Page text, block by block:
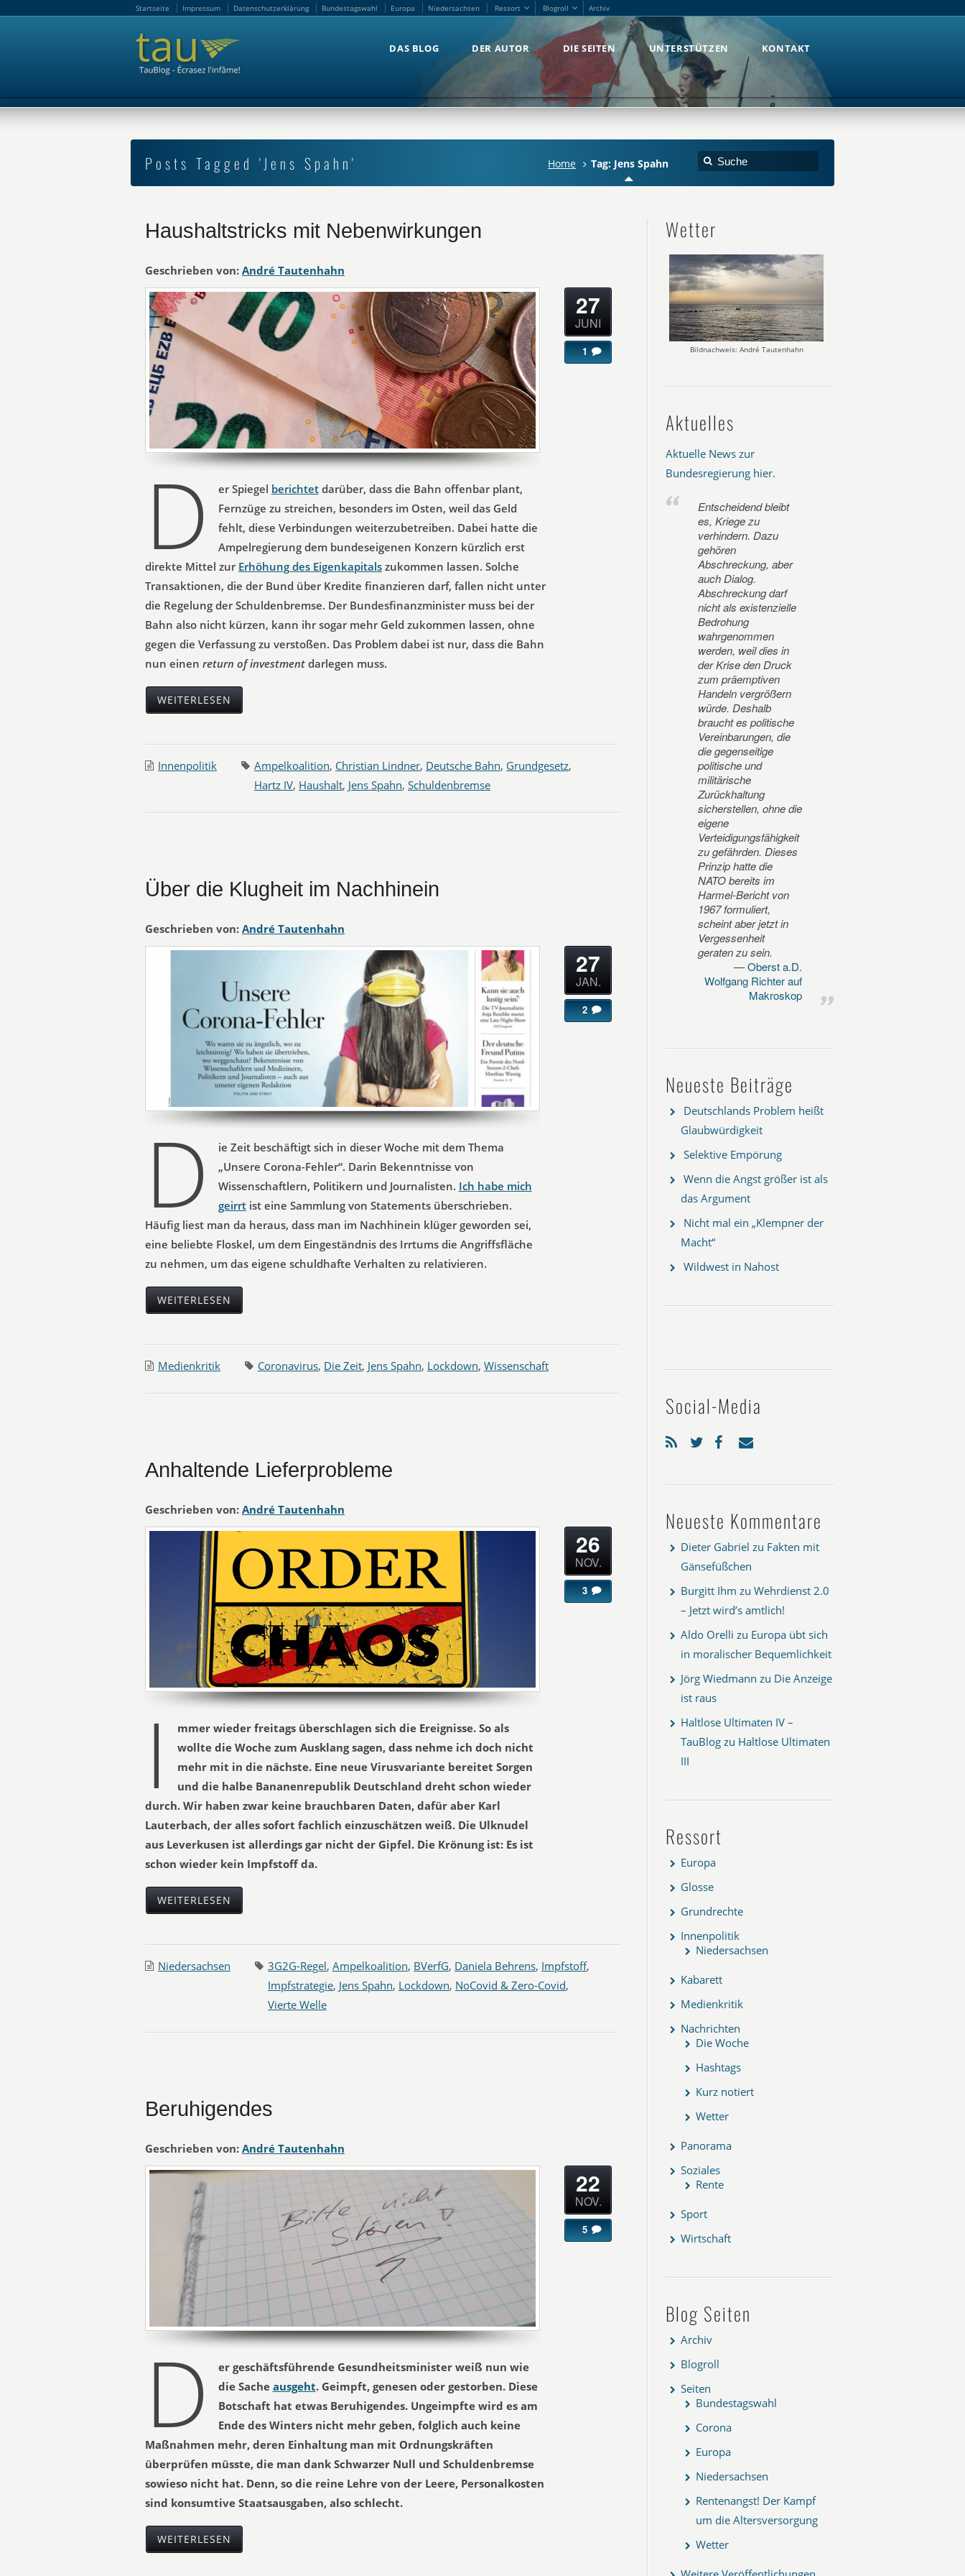
Startseite Impressum Datenschutzerklärung Bundestagswahl Europa Niedersachsen Ressort Blogroll Archiv
DAS BLOG DER AUTOR DIE SEITEN UNTERSTÜTZEN KONTAKT
Posts Tagged 'Jens Spahn' Home Tag: Jens Spahn
Haushaltstricks mit Nebenwirkungen
Geschrieben von: André Tautenhahn
D er Spiegel berichtetdarüber, dass die Bahn offenbar plant,
Fernzüge zu streichen, besonders im Osten, weil das Geld
fehlt, diese Verbindungen weiterzubetreiben. Dabei hatte die
Ampelregierung dem bundeseigenen Konzern kürzlich erst
direkte Mittel zur Erhöhung des Eigenkapitals zukommen lassen. Solche
Transaktionen, die der Bund über Kredite finanzieren darf, fallen nicht unter
die Regelung der Schuldenbremse. Der Bundesfinanzminister muss bei der
Bahn also nicht kürzen, kann ihr sogar mehr Geld zukommen lassen, ohne
gegen die Verfassung zu verstoßen. Das Problem dabei ist nur, dass die Bahn
nun einen return of investment darlegen muss.
WEITERLESEN
27
JUNI
1
Innenpolitik Ampelkoalition, Christian Lindner, Deutsche Bahn, Grundgesetz,
Hartz IV, Haushalt, Jens Spahn, Schuldenbremse
Über die Klugheit im Nachhinein
Geschrieben von: André Tautenhahn
D
ie Zeit beschäftigt sich in dieser Woche mit dem Thema
„Unsere Corona-Fehler“. Darin Bekenntnisse von
Wissenschaftlern, Politikern und Journalisten. Ich habe mich
geirrtist eine Sammlung von Statements überschrieben.
Häufig liest man da heraus, dass man im Nachhinein klüger geworden sei,
eine beliebte Floskel, um dem Eingeständnis des Irrtums die Angriffsfläche
zu nehmen, um das eigene schuldhafte Verhalten zu relativieren.
WEITERLESEN
27
JAN.
2
Medienkritik Coronavirus, Die Zeit, Jens Spahn, Lockdown, Wissenschaft
Anhaltende Lieferprobleme
Geschrieben von: André Tautenhahn
I
mmer wieder freitags überschlagen sich die Ereignisse. So als
wollte die Woche zum Ausklang sagen, dass nehme ich doch nicht
mehr mit in die nächste. Eine neue Virusvariante bereitet Sorgen
und die halbe Bananenrepublik Deutschland dreht schon wieder
durch. Wir haben zwar keine brauchbaren Daten, dafür aber Karl
Lauterbach, der alles sofort fachlich einzuschätzen weiß. Die Ulknudel
aus Leverkusen ist allerdings gar nicht der Gipfel. Die Krönung ist: Es ist
schon wieder kein Impfstoff da.
WEITERLESEN
26
NOV.
3
Niedersachsen 3G2G-Regel, Ampelkoalition, BVerfG, Daniela Behrens, Impfstoff,
Impfstrategie, Jens Spahn, Lockdown, NoCovid & Zero-Covid,
Vierte Welle
Beruhigendes
Geschrieben von: André Tautenhahn
D
er geschäftsführende Gesundheitsminister weiß nun wie
die Sache ausgeht. Geimpft, genesen oder gestorben. Diese
Botschaft hat etwas Beruhigendes. Ungeimpfte wird es am
Ende des Winters nicht mehr geben, folglich auch keine
Maßnahmen mehr, deren Einhaltung man mit Ordnungskräften
überprüfen müsste, die man dank Schwarzer Null und Schuldenbremse
sowieso nicht hat. Denn, so die reine Lehre von der Leere, Personalkosten
sind konsumtive Staatsausgaben, also schlecht.
WEITERLESEN
22
NOV.
5
Wetter
Bildnachweis: André Tautenhahn
Aktuelles
Aktuelle News zur
Bundesregierung hier.
Entscheidend bleibt
es, Kriege zu
verhindern. Dazu
gehören
Abschreckung, aber
auch Dialog.
Abschreckung darf
nicht als existenzielle
Bedrohung
wahrgenommen
werden, weil dies in
der Krise den Druck
zum präemptiven
Handeln vergrößern
würde. Deshalb
braucht es politische
Vereinbarungen, die
die gegenseitige
politische und
militärische
Zurückhaltung
sicherstellen, ohne die
eigene
Verteidigungsfähigkeit
zu gefährden. Dieses
Prinzip hatte die
NATO bereits im
Harmel-Bericht von
1967 formuliert,
scheint aber jetzt in
Vergessenheit
geraten zu sein.
Oberst a.D.
Wolfgang Richter auf
Makroskop
Neueste Beiträge
Deutschlands Problem heißt
Glaubwürdigkeit
Selektive Empörung
Wenn die Angst größer ist als
das Argument
Nicht mal ein „Klempner der
Macht“
Wildwest in Nahost
Social-Media
Neueste Kommentare
Dieter Gabriel zu Fakten mit
Gänsefüßchen
Burgitt Ihm zu Wehrdienst 2.0
– Jetzt wird’s amtlich!
Aldo Orelli zu Europa übt sich
in moralischer Bequemlichkeit
Jörg Wiedmann zu Die Anzeige
ist raus
Haltlose Ultimaten IV –
TauBlog zu Haltlose Ultimaten
III
Ressort
Europa
Glosse
Grundrechte
Innenpolitik
Niedersachsen
Kabarett
Medienkritik
Nachrichten
Die Woche
Hashtags
Kurz notiert
Wetter
Panorama
Soziales
Rente
Sport
Wirtschaft
Blog Seiten
Archiv
Blogroll
Seiten
Bundestagswahl
Corona
Europa
Niedersachsen
Rentenangst! Der Kampf
um die Altersversorgung
Wetter
Startseite Impressum Datenschutzerklärung Bundestagswahl Europa Niedersachsen Ressort Blogroll Archiv
DAS BLOG DER AUTOR DIE SEITEN UNTERSTÜTZEN KONTAKT